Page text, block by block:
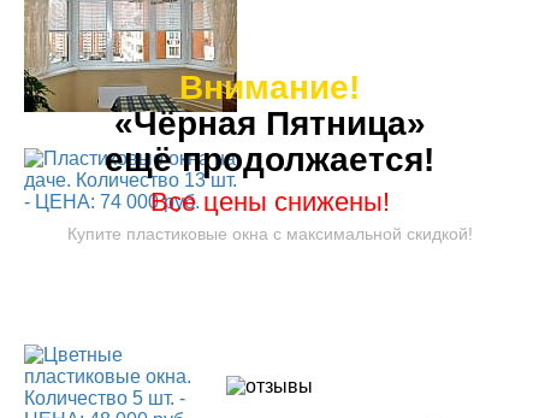
Внимание!
«Чёрная Пятница»
ещё продолжается!
Все цены снижены!
Купите пластиковые окна с максимальной скидкой!